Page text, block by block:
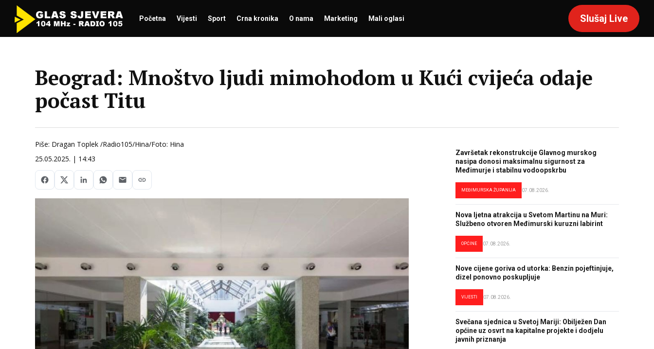
Početna Vijesti Sport Crna kronika O nama Marketing Mali oglasi Slušaj Live
Beograd: Mnoštvo ljudi mimohodom u Kući cvijeća odaje
počast Titu
Piše: Dragan Toplek /Radio105/Hina/Foto: Hina
25.05.2025. | 14:43
Završetak rekonstrukcije Glavnog murskog
nasipa donosi maksimalnu sigurnost za
Međimurje i stabilnu vodoopskrbu
MEĐIMURSKA ŽUPANIJA 07.08.2026.
Nova ljetna atrakcija u Svetom Martinu na Muri:
Službeno otvoren Međimurski kuruzni labirint
OPĆINE 07.08.2026.
Nove cijene goriva od utorka: Benzin pojeftinjuje,
dizel ponovno poskupljuje
VIJESTI 07.08.2026.
Svečana sjednica u Svetoj Mariji: Obilježen Dan
općine uz osvrt na kapitalne projekte i dodjelu
javnih priznanja